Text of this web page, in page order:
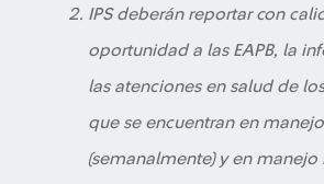
IPS deberán reportar con
oportunidad a las EAPB, la
las atenciones en salud de
que se encuentran en
(semanalmente) y en